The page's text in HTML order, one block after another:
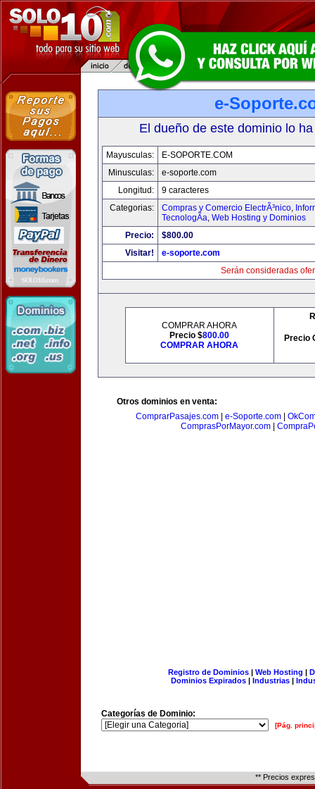
e-
El dueño de este dominio lo
Mayusculas:
E-SOPORTE.COM
Minusculas:
e-soporte.com
Longitud:
9 caracteres
Categorias:
Compras y Comercio ElectrÃ³nico,
TecnologÃ­a, Web Hosting y Dominios
Precio:
$800.00
Visitar!
e-soporte.com
Serán consideradas
COMPRAR AHORA
Precio $800.00
COMPRAR AHORA
Precio
Otros dominios en venta:
ComprarPasajes.com
e-Soporte.com
ComprasPorMayor.com|
Registro de Dominios| Web Hosting |
Dominios Expirados | Industrias |
Categorías de Dominio:
[Pág.
** Precios